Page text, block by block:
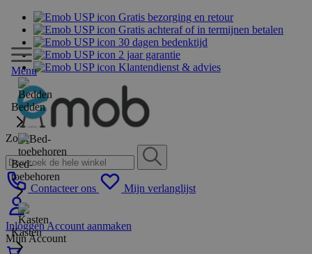
Gratis bezorging en retour
Gratis achteraf of in termijnen betalen
30 dagen bedenktijd
2 jaar garantie
Klantendienst & advies
Zoek
Contacteer ons Mijn verlanglijst
InloggenAccount aanmaken
Mijn Account
Menu
Bedden
Bed-
toebehoren
Kasten